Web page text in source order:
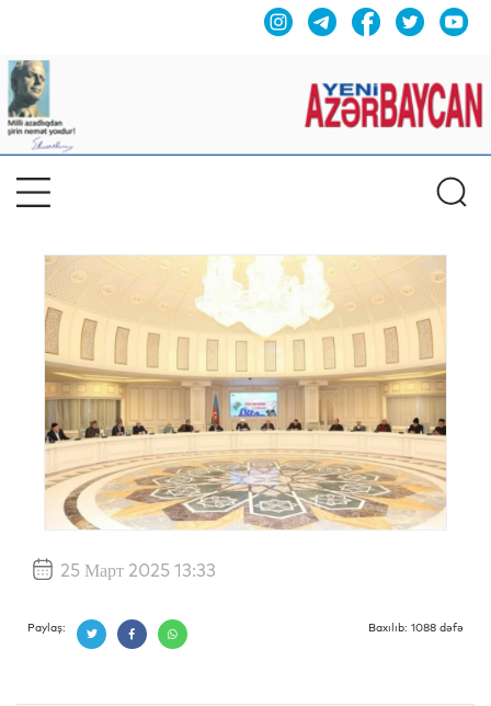
25 Март 2025 13:33
Paylaş: Baxılıb: 1088 dəfə